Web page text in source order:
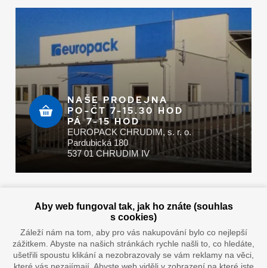
NAŠE PRODEJNA
PO-ČT 7-15.30 HOD
PÁ 7-15 HOD
EUROPACK CHRUDIM, s. r. o.
Pardubická 180
537 01 CHRUDIM IV
Doprava vaším oblíbeným dopravcem
Aby web fungoval tak, jak ho znáte (souhlas
s cookies)
Záleží nám na tom, aby pro vás nakupování bylo co nejlepší
zážitkem. Abyste na našich stránkách rychle našli to, co hledáte,
ušetřili spoustu klikání a nezobrazovaly se vám reklamy na věci,